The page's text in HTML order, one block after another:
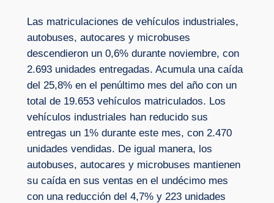
Las matriculaciones de vehículos industriales,
autobuses, autocares y microbuses
descendieron un 0,6% durante noviembre, con
2.693 unidades entregadas. Acumula una caída
del 25,8% en el penúltimo mes del año con un
total de 19.653 vehículos matriculados. Los
vehículos industriales han reducido sus
entregas un 1% durante este mes, con 2.470
unidades vendidas. De igual manera, los
autobuses, autocares y microbuses mantienen
su caída en sus ventas en el undécimo mes
con una reducción del 4,7% y 223 unidades